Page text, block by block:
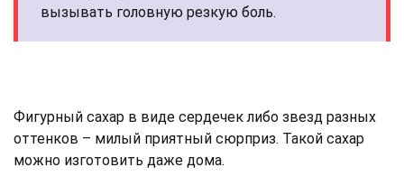
вызывать головную резкую боль.
Фигурный сахар в виде сердечек либо звезд разных
оттенков – милый приятный сюрприз. Такой сахар
можно изготовить даже дома.